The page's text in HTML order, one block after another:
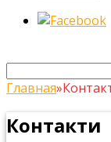
Главная»
Контакти